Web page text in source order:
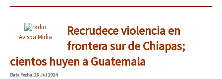
Avispa Midia
Recrudece violencia en
frontera sur de Chiapas;
cientos huyen a Guatemala
DateFecha: 26 Jul 2024